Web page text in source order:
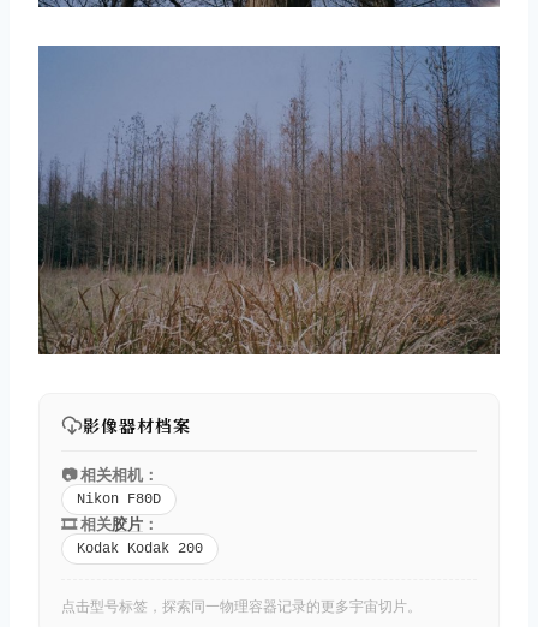
影像器材档案
📷 相关相机：
Nikon F80D
🎞️ 相关胶片 ：
Kodak Kodak 200
点击型号标签，探索同一物理容器记录的更多宇宙切片。